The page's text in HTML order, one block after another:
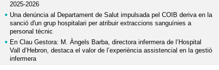
2025-2026
Una denúncia al Departament de Salut impulsada pel COIB deriva en la
sanció d'un grup hospitalari per atribuir extraccions sanguínies a
personal tècnic
En Clau Gestora: M. Àngels Barba, directora infermera de l’Hospital
Vall d’Hebron, destaca el valor de l’experiència assistencial en la gestió
infermera